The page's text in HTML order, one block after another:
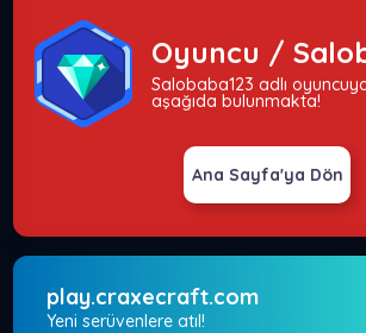
Oyuncu /
Salobaba123 adlı
aşağıda bulunmakta!
Ana Sayfa'ya Dön
play.craxecraft.com
Yeni serüvenlere atıl!